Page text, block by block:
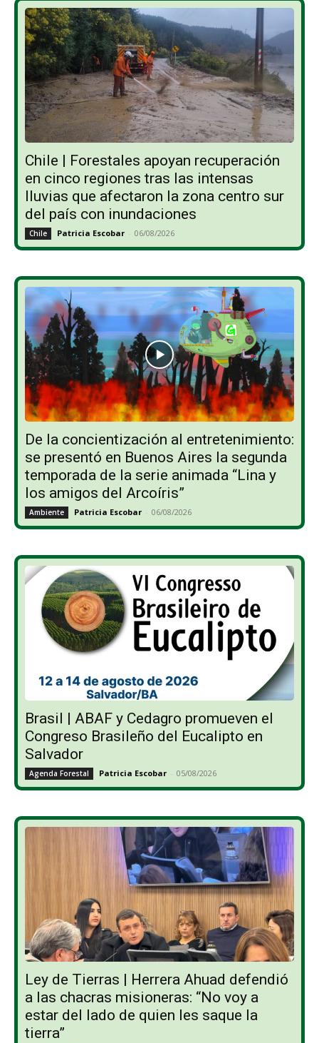
Chile | Forestales apoyan recuperación
en cinco regiones tras las intensas
lluvias que afectaron la zona centro sur
del país con inundaciones
Chile Patricia Escobar - 06/08/2026
De la concientización al entretenimiento:
se presentó en Buenos Aires la segunda
temporada de la serie animada “Lina y
los amigos del Arcoíris”
Ambiente Patricia Escobar - 06/08/2026
Brasil | ABAF y Cedagro promueven el
Congreso Brasileño del Eucalipto en
Salvador
Agenda Forestal Patricia Escobar - 05/08/2026
Ley de Tierras | Herrera Ahuad defendió
a las chacras misioneras: “No voy a
estar del lado de quien les saque la
tierra”